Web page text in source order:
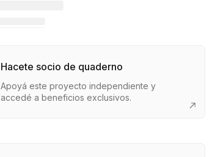
Hacete socio de quaderno
Apoyá este proyecto independiente y
accedé a beneficios exclusivos.